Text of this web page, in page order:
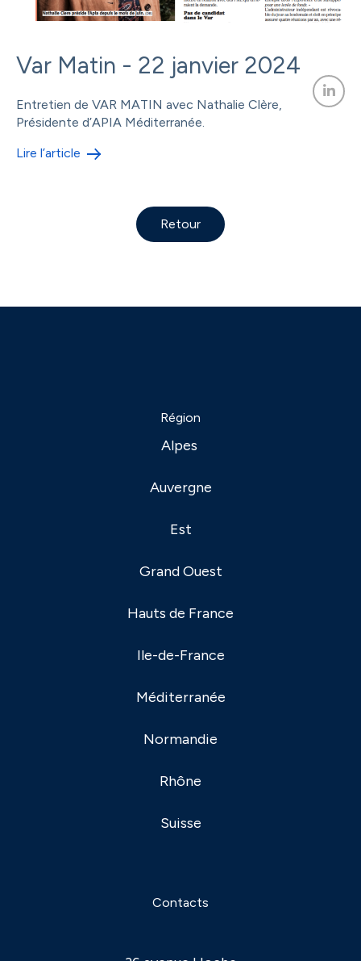
Var Matin - 22 janvier 2024
Entretien de VAR MATIN avec Nathalie Clère,
Présidente d’APIA Méditerranée.
Lire l’article
Retour
Région
Alpes
Auvergne
Est
Grand Ouest
Hauts de France
Ile-de-France
Méditerranée
Normandie
Rhône
Suisse
Contacts